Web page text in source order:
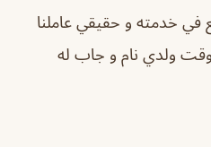
في خدمته و حقيقي عاملنا
ولدي نام و جاب له